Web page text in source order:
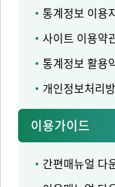
통계정보 이용
사이트 이용약
통계정보 활용
개인정보처리
이용가이드
간편매뉴얼 다